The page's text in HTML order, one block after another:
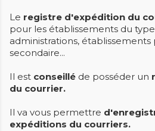
Le registre d'expédition du
pour les établissements du
administrations,
secondaire...
Il est conseillé de posséder un
du courrier.
Il va vous permettre
expéditions du courriers.